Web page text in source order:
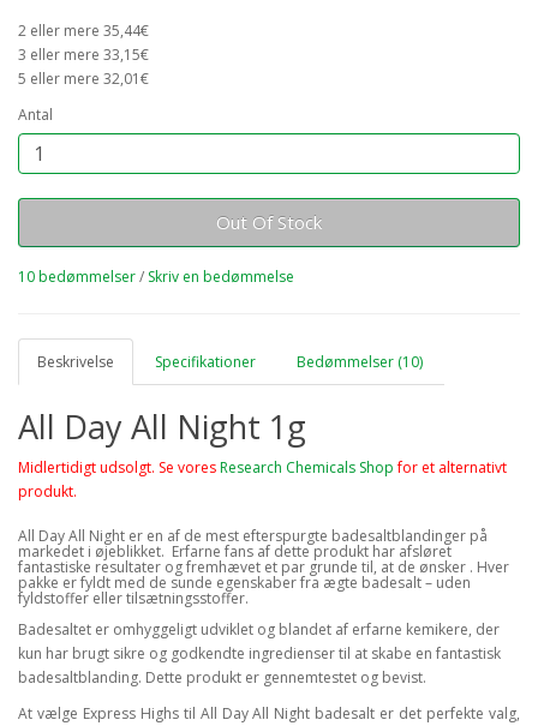
2 eller mere 35,44€
3 eller mere 33,15€
5 eller mere 32,01€
Antal
Out Of Stock
10 bedømmelser/ Skriv en bedømmelse
Beskrivelse Specifikationer Bedømmelser (10)
All Day All Night 1g
Midlertidigt udsolgt. Se voresResearch Chemicals Shopfor et alternativt
produkt.
All Day All Night er en af de mest efterspurgte badesaltblandinger på
markedet i øjeblikket. Erfarne fans af dette produkt har afsløret
fantastiske resultater og fremhævet et par grunde til, at de ønsker . Hver
pakke er fyldt med de sunde egenskaber fra ægte badesalt – uden
fyldstoffer eller tilsætningsstoffer.
Badesaltet er omhyggeligt udviklet og blandet af erfarne kemikere, der
kun har brugt sikre og godkendte ingredienser til at skabe en fantastisk
badesaltblanding. Dette produkt er gennemtestet og bevist.
At vælge Express Highs til All Day All Night badesalt er det perfekte valg,